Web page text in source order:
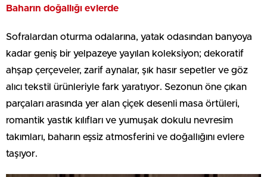
Baharın doğallığı evlerde
Sofralardan oturma odalarına, yatak odasından banyoya
kadar geniş bir yelpazeye yayılan koleksiyon; dekoratif
ahşap çerçeveler, zarif aynalar, şık hasır sepetler ve göz
alıcı tekstil ürünleriyle fark yaratıyor. Sezonun öne çıkan
parçaları arasında yer alan çiçek desenli masa örtüleri,
romantik yastık kılıfları ve yumuşak dokulu nevresim
takımları, baharın eşsiz atmosferini ve doğallığını evlere
taşıyor.